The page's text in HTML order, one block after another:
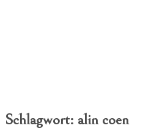
Schlagwort: alin coen